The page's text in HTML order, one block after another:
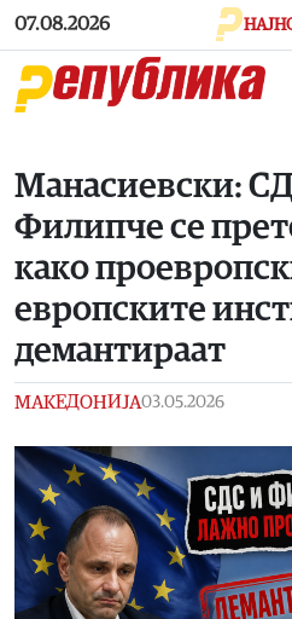
Skip to main content
07.08.2026
Манасиевски:
Филипче се
како
европските
демантираат
МАКЕДОНИЈА03.05.2026